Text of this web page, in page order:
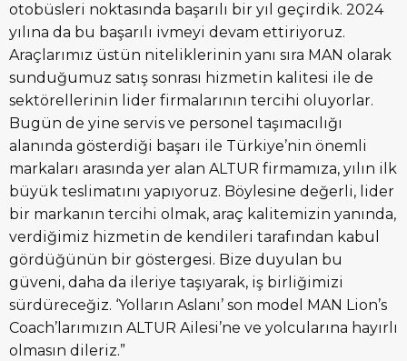
otobüsleri noktasında başarılı bir yıl geçirdik. 2024
yılına da bu başarılı ivmeyi devam ettiriyoruz.
Araçlarımız üstün niteliklerinin yanı sıra MAN olarak
sunduğumuz satış sonrası hizmetin kalitesi ile de
sektörellerinin lider firmalarının tercihi oluyorlar.
Bugün de yine servis ve personel taşımacılığı
alanında gösterdiği başarı ile Türkiye’nin önemli
markaları arasında yer alan ALTUR firmamıza, yılın ilk
büyük teslimatını yapıyoruz. Böylesine değerli, lider
bir markanın tercihi olmak, araç kalitemizin yanında,
verdiğimiz hizmetin de kendileri tarafından kabul
gördüğünün bir göstergesi. Bize duyulan bu
güveni, daha da ileriye taşıyarak, iş birliğimizi
sürdüreceğiz. ‘Yolların Aslanı’ son model MAN Lion’s
Coach’larımızın ALTUR Ailesi’ne ve yolcularına hayırlı
olmasın dileriz.”